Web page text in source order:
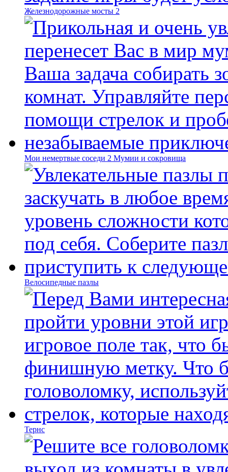
Железнодорожные мосты 2
Мои немертвые соседи 2 Мумии и сокровища
Велосипедные пазлы
Тернс